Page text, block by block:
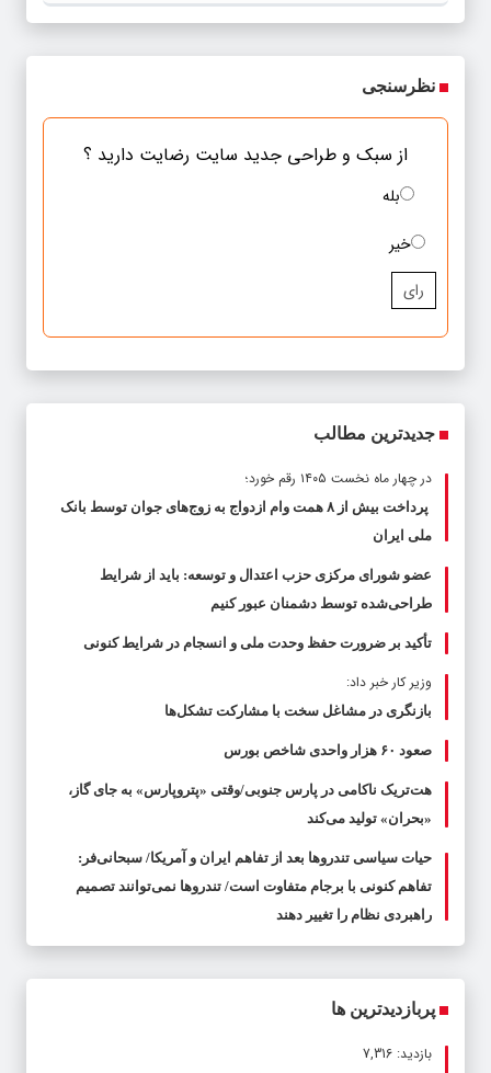
می‌کند
نظرسنجی
از سبک و طراحی جدید سایت رضایت دارید ؟
بله
خیر
رای
جدیدترین مطالب
در چهار ماه نخست ۱۴۰۵ رقم خورد؛
پرداخت بیش از ۸ همت وام ازدواج به زوج‌های جوان توسط بانک
ملی ایران
عضو شورای مرکزی حزب اعتدال و توسعه: باید از شرایط
طراحی‌شده توسط دشمنان عبور کنیم
تأکید بر ضرورت حفظ وحدت ملی و انسجام در شرایط کنونی
وزیر کار خبر داد:
بازنگری در مشاغل سخت با مشارکت تشکل‌ها
صعود ۶۰ هزار واحدی شاخص بورس
هت‌تریک ناکامی در پارس جنوبی/وقتی «پتروپارس» به جای گاز،
«بحران» تولید می‌کند
حیات سیاسی تندروها بعد از تفاهم ایران و آمریکا/ سبحانی‌فر:
تفاهم کنونی با برجام متفاوت است/ تندروها نمی‌توانند تصمیم
راهبردی نظام را تغییر دهند
پربازدیدترین ها
بازدید: 7,316